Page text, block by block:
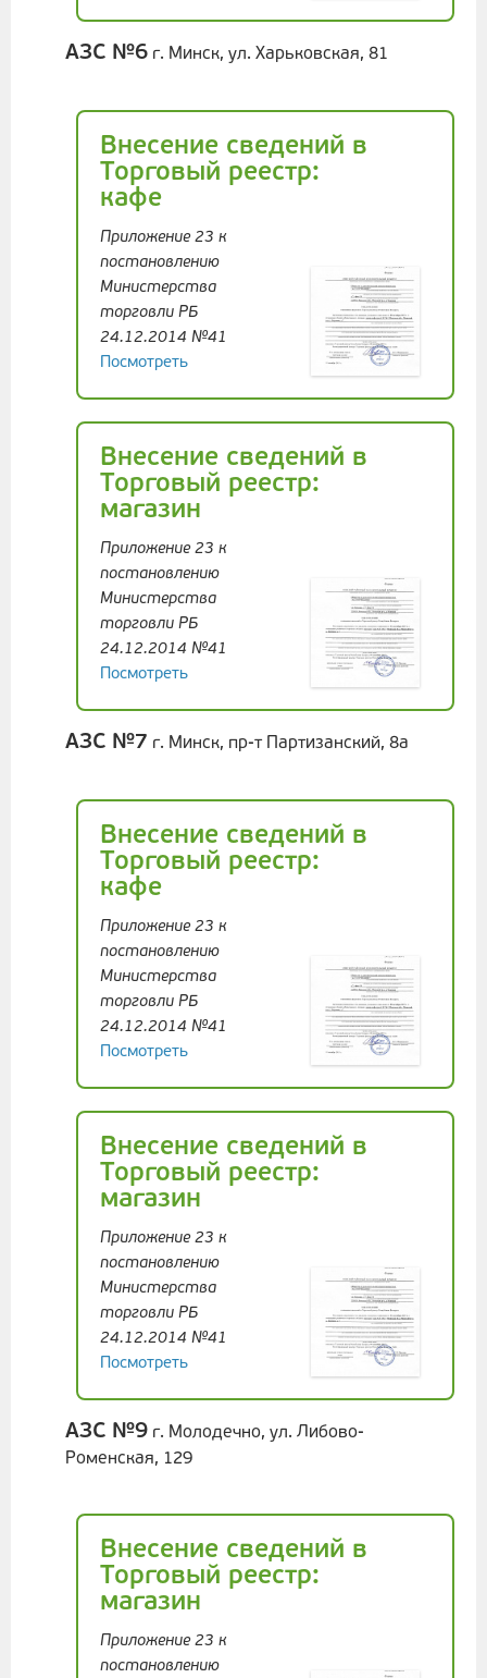
АЗС №6 г. Минск, ул. Харьковская, 81
Внесение сведений в
Торговый реестр:
кафе
Приложение 23 к
постановлению
Министерства
торговли РБ
24.12.2014 №41
Посмотреть
Внесение сведений в
Торговый реестр:
магазин
Приложение 23 к
постановлению
Министерства
торговли РБ
24.12.2014 №41
Посмотреть
АЗС №7 г. Минск, пр-т Партизанский, 8а
Внесение сведений в
Торговый реестр:
кафе
Приложение 23 к
постановлению
Министерства
торговли РБ
24.12.2014 №41
Посмотреть
Внесение сведений в
Торговый реестр:
магазин
Приложение 23 к
постановлению
Министерства
торговли РБ
24.12.2014 №41
Посмотреть
АЗС №9 г. Молодечно, ул. Либово-
Роменская, 129
Внесение сведений в
Торговый реестр:
магазин
Приложение 23 к
постановлению